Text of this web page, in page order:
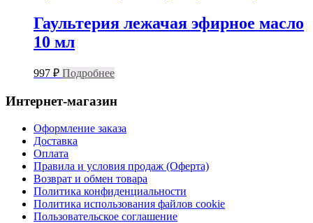
Гаультерия лежачая эфирное масло
10 мл
997 ₽ Подробнее
Интернет-магазин
Оформление заказа
Доставка
Оплата
Правила и условия продаж (Оферта)
Возврат и обмен товара
Политика конфиденциальности
Политика использования файлов cookie
Пользовательское соглашение